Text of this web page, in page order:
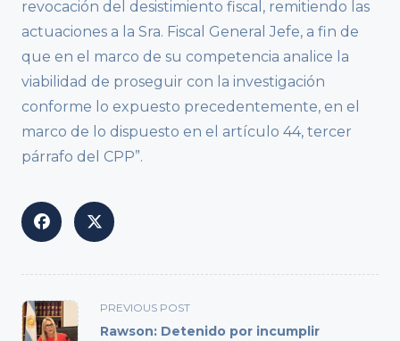
revocación del desistimiento fiscal, remitiendo las
actuaciones a la Sra. Fiscal General Jefe, a fin de
que en el marco de su competencia analice la
viabilidad de proseguir con la investigación
conforme lo expuesto precedentemente, en el
marco de lo dispuesto en el artículo 44, tercer
párrafo del CPP”.
<span
class="nav-
PREVIOUS POST
Rawson: Detenido por incumplir